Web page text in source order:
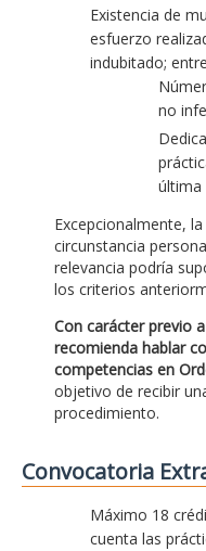
Existencia de
esfuerzo
indubitado;
no
última
Excepcionalmente,
circunstancia
relevancia podría
los criterios
Con carácter previo
recomienda hablar
competencias en
objetivo de recibir
procedimiento.
Convocatoria
Máximo 18
cuenta las